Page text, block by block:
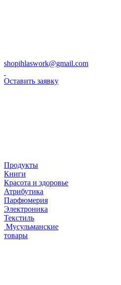
shopihlaswork@gmail.com
Оставить заявку
Продукты
Книги
Красота и здоровье
Атрибутика
Парфюмерия
Электроника
Текстиль
Мусульманские
товары